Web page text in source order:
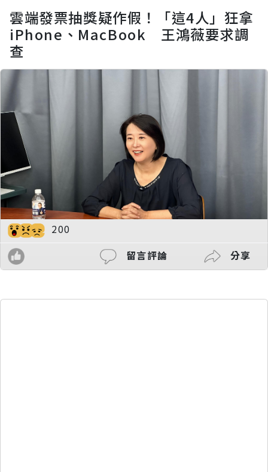
雲端發票抽獎疑作假！「這4人」狂拿
iPhone、MacBook 王鴻薇要求調
查
200
留言評論
分享